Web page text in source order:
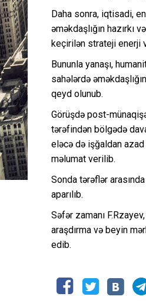
Daha sonra, iqtisadi,
əməkdaşlığın
keçirilən strateji enerji
Bununla yanaşı,
sahələrdə
qeyd olunub.
Görüşdə post-
tərəfindən bölgədə
eləcə də işğaldan
məlumat verilib.
Sonda tərəflər
aparılıb.
Səfər zamanı
araşdırma və beyin
edib.